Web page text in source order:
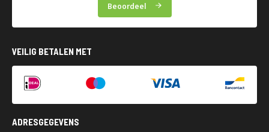
Beoordeel
VEILIG BETALEN MET
ADRESGEGEVENS